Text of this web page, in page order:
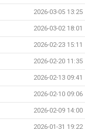
2026-03-05 13:25
2026-03-02 18:01
2026-02-23 15:11
2026-02-20 11:35
2026-02-13 09:41
2026-02-10 09:06
2026-02-09 14:00
2026-01-31 19:22